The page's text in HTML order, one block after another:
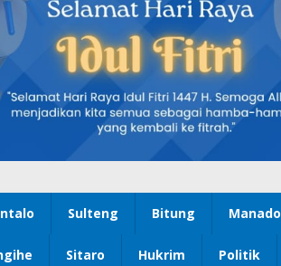
Sulteng Bitung Manado
Sitaro Hukrim Politik